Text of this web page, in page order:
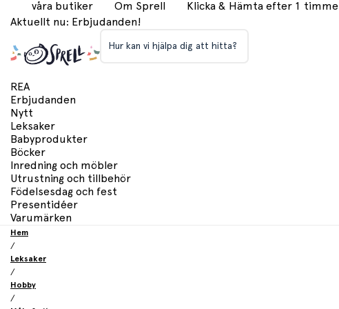
våra butiker Om Sprell Klicka & Hämta efter 1 timme
Aktuellt nu: Erbjudanden!
Hur kan vi hjälpa dig att hitta?
REA
Erbjudanden
Nytt
Leksaker
Babyprodukter
Böcker
Inredning och möbler
Utrustning och tillbehör
Födelsesdag och fest
Presentidéer
Varumärken
Hem
/
Leksaker
/
Hobby
/